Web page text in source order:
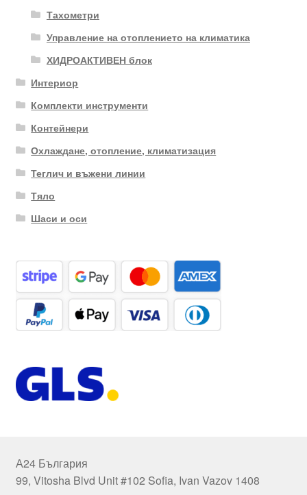
Тахометри
Управление на отоплението на климатика
ХИДРОАКТИВЕН блок
Интериор
Комплекти инструменти
Контейнери
Охлаждане, отопление, климатизация
Теглич и въжени линии
Тяло
Шаси и оси
А24 България
99, Vitosha Blvd Unit #102 Sofia, Ivan Vazov 1408